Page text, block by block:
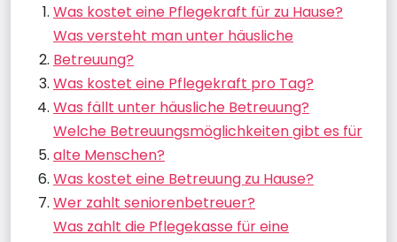
Was kostet eine Pflegekraft für zu Hause?
Was versteht man unter häusliche
Betreuung?
Was kostet eine Pflegekraft pro Tag?
Was fällt unter häusliche Betreuung?
Welche Betreuungsmöglichkeiten gibt es für
alte Menschen?
Was kostet eine Betreuung zu Hause?
Wer zahlt seniorenbetreuer?
Was zahlt die Pflegekasse für eine